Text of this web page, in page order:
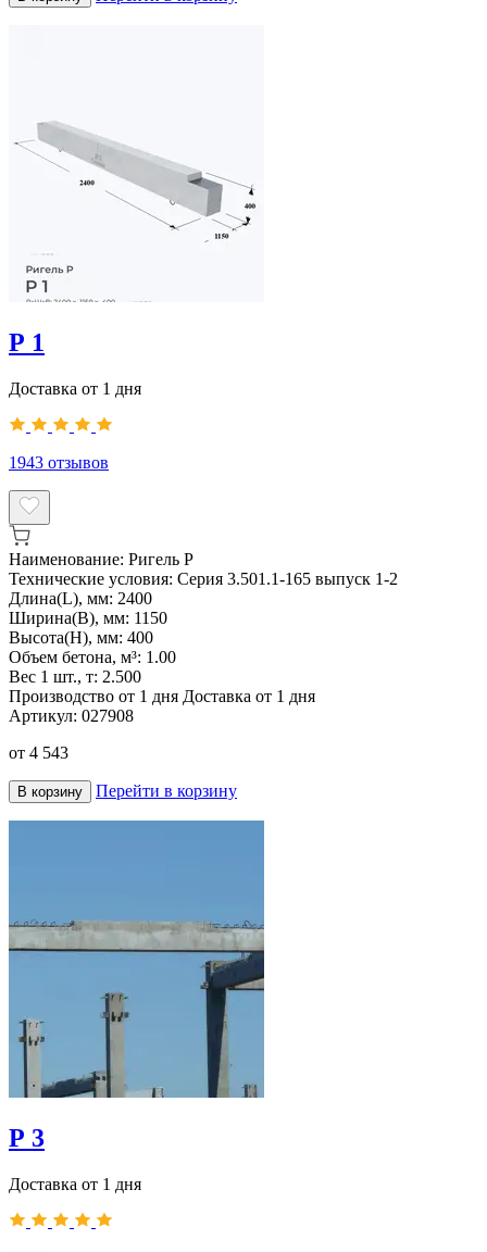
Р 1
Доставка от 1 дня
1943 отзывов
Наименование: Ригель Р
Технические условия: Серия 3.501.1-165 выпуск 1-2
Длина(L), мм: 2400
Ширина(B), мм: 1150
Высота(H), мм: 400
Объем бетона, м³: 1.00
Вес 1 шт., т: 2.500
Производство от 1 дня Доставка от 1 дня
Артикул: 027908
от 4 543
В корзину Перейти в корзину
Р 3
Доставка от 1 дня